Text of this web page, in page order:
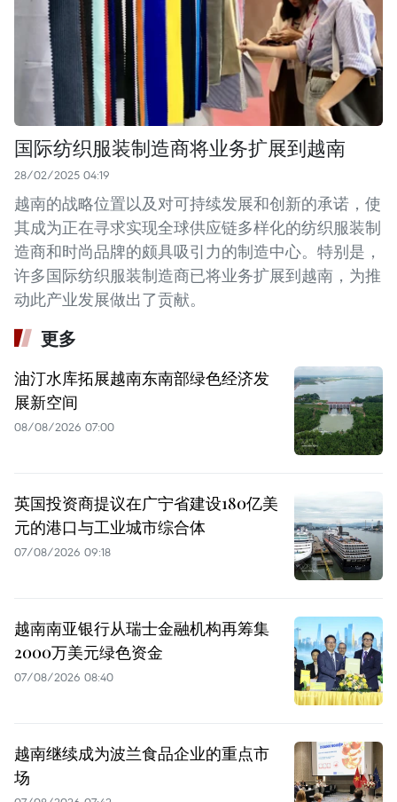
国际纺织服装制造商将业务扩展到越南
28/02/2025 04:19
越南的战略位置以及对可持续发展和创新的承诺，使
其成为正在寻求实现全球供应链多样化的纺织服装制
造商和时尚品牌的颇具吸引力的制造中心。特别是，
许多国际纺织服装制造商已将业务扩展到越南，为推
动此产业发展做出了贡献。
更多
油汀水库拓展越南东南部绿色经济发
展新空间
08/08/2026 07:00
英国投资商提议在广宁省建设180亿美
元的港口与工业城市综合体
07/08/2026 09:18
越南南亚银行从瑞士金融机构再筹集
2000万美元绿色资金
07/08/2026 08:40
越南继续成为波兰食品企业的重点市
场